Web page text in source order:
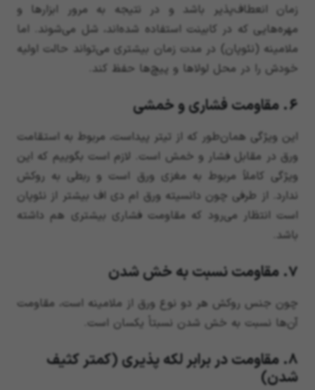
زمان انعطاف‌پذیر باشد و در نتیجه به مرور ابزارها و
مهره‌هایی که در کابینت استفاده شده‌اند، شل می‌شوند. اما
ملامینه (نئوپان) در مدت زمان بیشتری می‌تواند حالت اولیه
خودش را در محل لولاها و پیچ‌ها حفظ کند.
6. مقاومت فشاری و خمشی
این ویژگی همان‌طور که از تیتر پیداست، مربوط به استقامت
ورق در مقابل فشار و خمش است. لازم است بگوییم که این
ویژگی کاملاً مربوط به مغزی ورق است و ربطی به روکش
ندارد. از طرفی چون دانسیته ورق ام دی اف بیشتر از نئوپان
است انتظار می‌رود که مقاومت فشاری بیشتری هم داشته
باشد.
7. مقاومت نسبت به خش شدن
چون جنس روکش هر دو نوع ورق از ملامینه است، مقاومت
آن‌ها نسبت به خش شدن نسبتاً یکسان است.
8. مقاومت در برابر لکه پذیری (کمتر کثیف
شدن)